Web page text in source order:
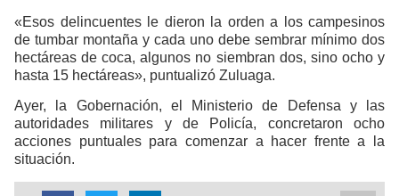
«Esos delincuentes le dieron la orden a los campesinos
de tumbar montaña y cada uno debe sembrar mínimo dos
hectáreas de coca, algunos no siembran dos, sino ocho y
hasta 15 hectáreas», puntualizó Zuluaga.
Ayer, la Gobernación, el Ministerio de Defensa y las
autoridades militares y de Policía, concretaron ocho
acciones puntuales para comenzar a hacer frente a la
situación.